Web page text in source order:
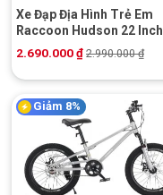
Xe Đạp Địa Hình Trẻ Em
Raccoon Hudson 22 Inch
2.690.000₫ 2.990.000₫
Giảm 8%